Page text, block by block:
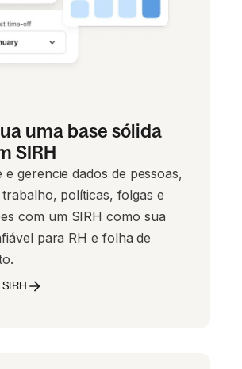
uma base sólida
SIRH
e gerencie dados de pessoas,
políticas, folgas e
com um SIRH como sua
para RH e folha de